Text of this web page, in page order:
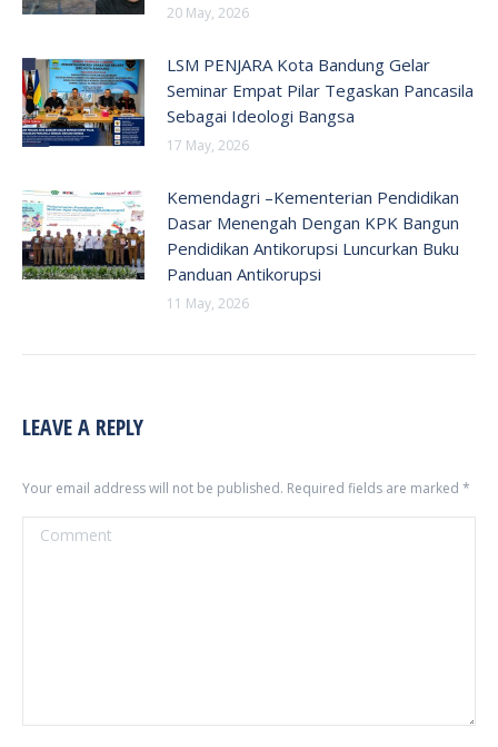
20 May, 2026
LSM PENJARA Kota Bandung Gelar
Seminar Empat Pilar Tegaskan Pancasila
Sebagai Ideologi Bangsa
17 May, 2026
Kemendagri –Kementerian Pendidikan
Dasar Menengah Dengan KPK Bangun
Pendidikan Antikorupsi Luncurkan Buku
Panduan Antikorupsi
11 May, 2026
LEAVE A REPLY
Your email address will not be published. Required fields are marked *
Comment